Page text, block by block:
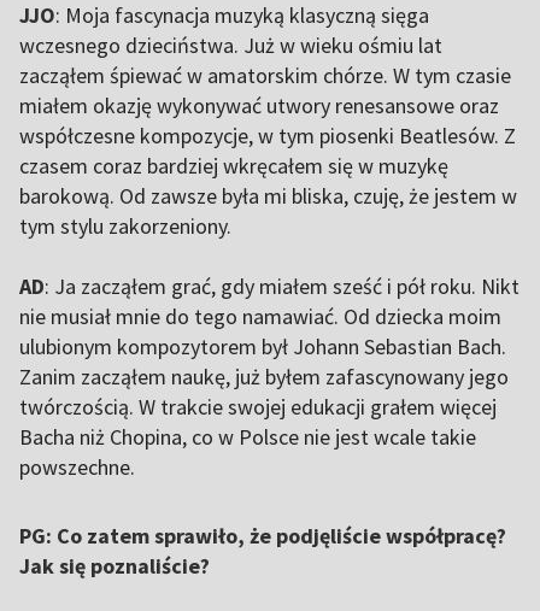
JJO: Moja fascynacja muzyką klasyczną sięga
wczesnego dzieciństwa. Już w wieku ośmiu lat
zacząłem śpiewać w amatorskim chórze. W tym czasie
miałem okazję wykonywać utwory renesansowe oraz
współczesne kompozycje, w tym piosenki Beatlesów. Z
czasem coraz bardziej wkręcałem się w muzykę
barokową. Od zawsze była mi bliska, czuję, że jestem w
tym stylu zakorzeniony.
AD: Ja zacząłem grać, gdy miałem sześć i pół roku. Nikt
nie musiał mnie do tego namawiać. Od dziecka moim
ulubionym kompozytorem był Johann Sebastian Bach.
Zanim zacząłem naukę, już byłem zafascynowany jego
twórczością. W trakcie swojej edukacji grałem więcej
Bacha niż Chopina, co w Polsce nie jest wcale takie
powszechne.
PG: Co zatem sprawiło, że podjęliście współpracę?
Jak się poznaliście?